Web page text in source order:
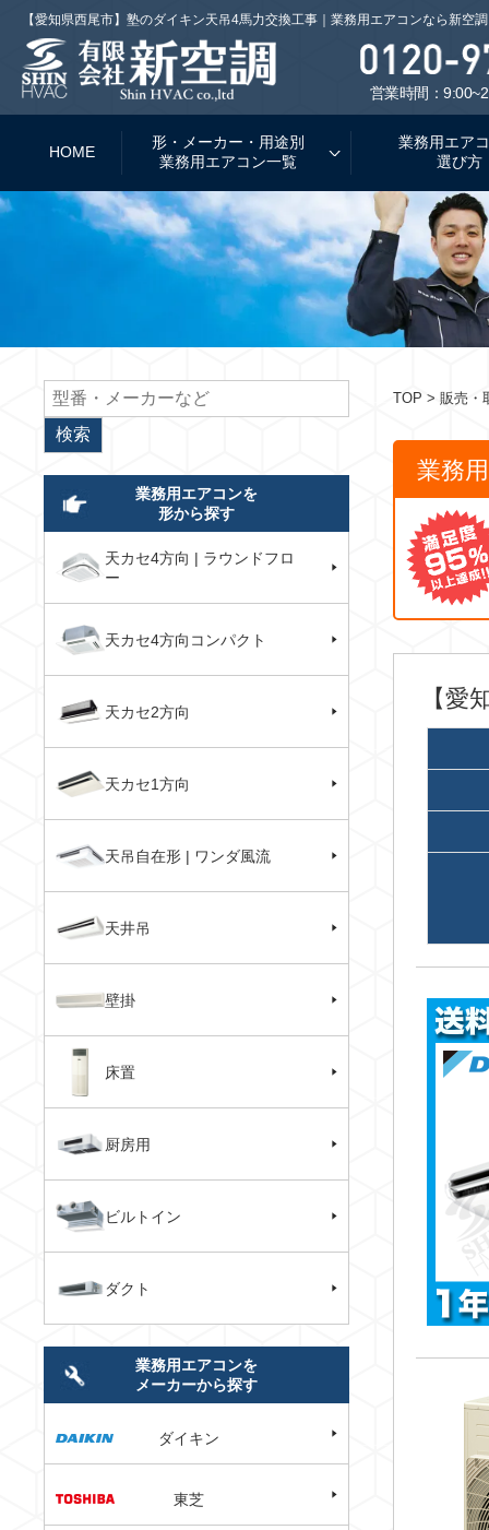
【愛知県西尾市】塾のダイキン天吊4馬力交換工事｜業務用エアコンなら新空調
営業時間：
HOME
形・メーカー・用途別
業務用エアコン一覧
業務用エア
選び方
TOP > 販売・
業務
【愛
業務用エアコンを
形から探す
天カセ4方向 | ラウンドフロ
ー
天カセ4方向コンパクト
天カセ2方向
天カセ1方向
天吊自在形 | ワンダ風流
天井吊
壁掛
床置
厨房用
ビルトイン
ダクト
業務用エアコンを
メーカーから探す
ダイキン
東芝